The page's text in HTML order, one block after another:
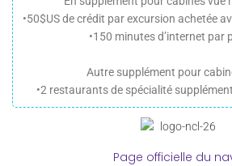
•50$US de crédit par excursion achetée
•150 minutes d’internet par
Autre supplément pour
•2 restaurants de spécialité
Page officielle du